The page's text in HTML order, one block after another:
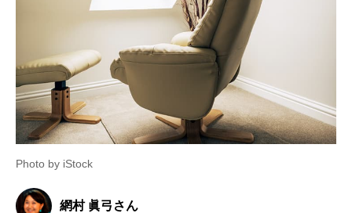
Photo by iStock
網村 眞弓さん